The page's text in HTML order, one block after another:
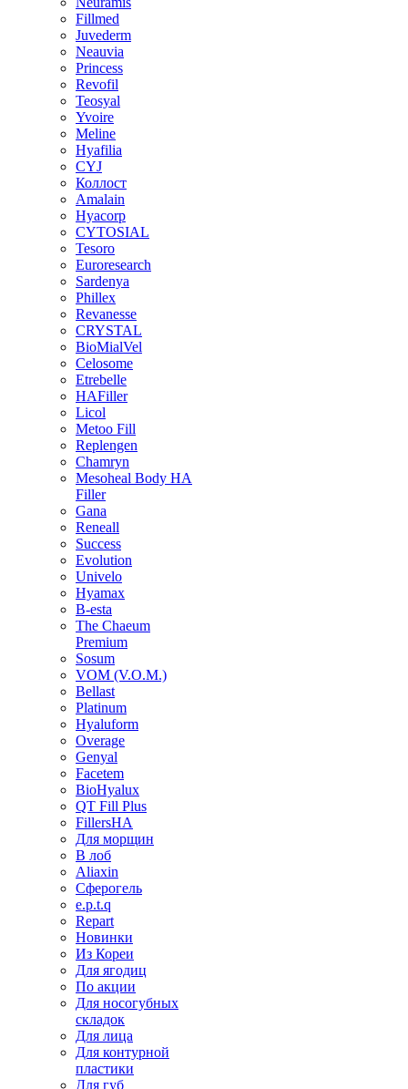
Fillmed
Juvederm
Neauvia
Princess
Revofil
Teosyal
Yvoire
Meline
Hyafilia
CYJ
Коллост
Amalain
Hyacorp
CYTOSIAL
Tesoro
Euroresearch
Sardenya
Phillex
Revanesse
CRYSTAL
BioMialVel
Celosome
Etrebelle
HAFiller
Licol
Metoo Fill
Replengen
Chamryn
Mesoheal Body HA
Filler
Gana
Reneall
Success
Evolution
Univelo
Hyamax
B-esta
The Chaeum
Premium
Sosum
VOM (V.O.M.)
Bellast
Platinum
Hyaluform
Overage
Genyal
Facetem
BioHyalux
QT Fill Plus
FillersHA
Для морщин
В лоб
Aliaxin
Сферогель
e.p.t.q
Repart
Новинки
Из Кореи
Для ягодиц
По акции
Для носогубных
складок
Для лица
Для контурной
пластики
Для губ